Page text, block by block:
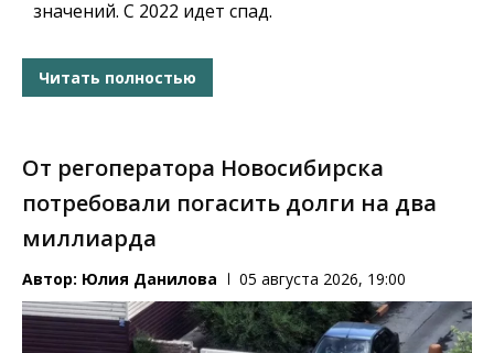
значений. С 2022 идет спад.
Читать полностью
От регоператора Новосибирска
потребовали погасить долги на два
миллиарда
Автор: Юлия Данилова 05 августа 2026, 19:00